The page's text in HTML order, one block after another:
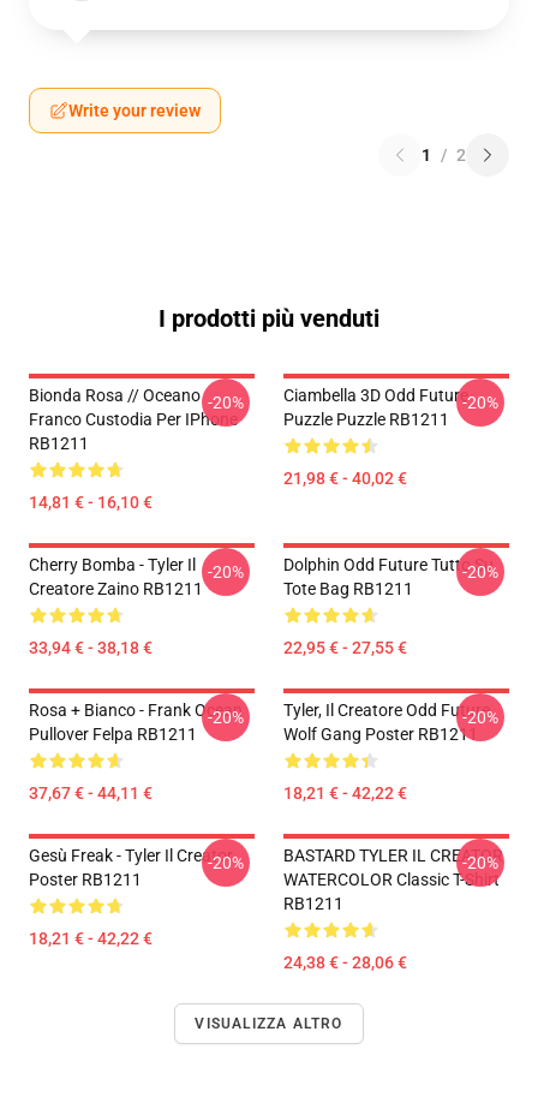
Write your review
1 / 2
I prodotti più venduti
Bionda Rosa // Oceano
Franco Custodia Per IPhone
RB1211
14,81 € - 16,10 €
-20%
Ciambella 3D Odd Future
Puzzle Puzzle RB1211
21,98 € - 40,02 €
-20%
Cherry Bomba - Tyler Il
Creatore Zaino RB1211
33,94 € - 38,18 €
-20%
Dolphin Odd Future Tutto Su
Tote Bag RB1211
22,95 € - 27,55 €
-20%
Rosa + Bianco - Frank Ocean
Pullover Felpa RB1211
37,67 € - 44,11 €
-20%
Tyler, Il Creatore Odd Future
Wolf Gang Poster RB1211
18,21 € - 42,22 €
-20%
Gesù Freak - Tyler Il Creator
Poster RB1211
18,21 € - 42,22 €
-20%
BASTARD TYLER IL CREATOR
WATERCOLOR Classic T-Shirt
RB1211
24,38 € - 28,06 €
-20%
VISUALIZZA ALTRO